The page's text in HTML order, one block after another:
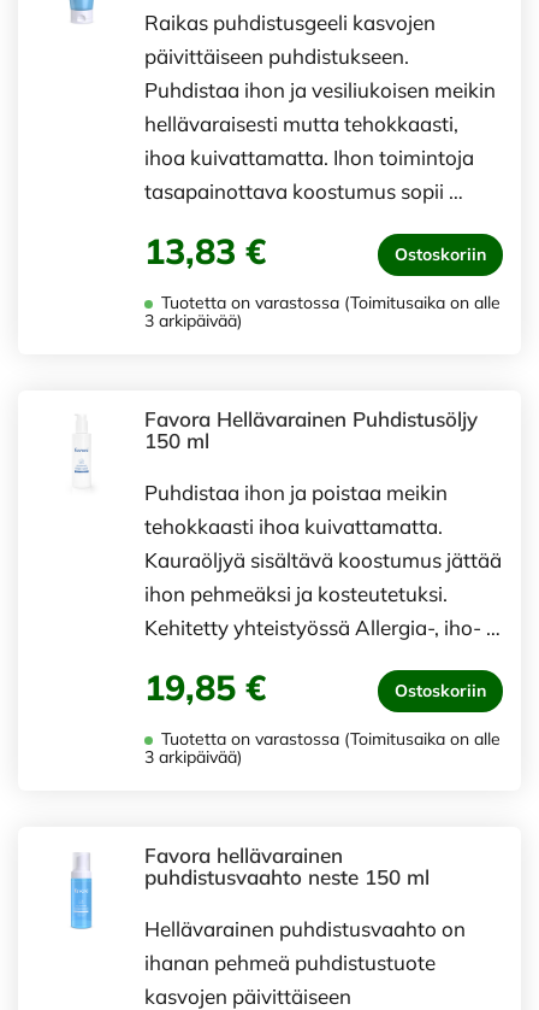
Raikas puhdistusgeeli kasvojen
päivittäiseen puhdistukseen.
Puhdistaa ihon ja vesiliukoisen meikin
hellävaraisesti mutta tehokkaasti,
ihoa kuivattamatta. Ihon toimintoja
tasapainottava koostumus sopii …
13,83 € Ostoskoriin
Tuotetta on varastossa (Toimitusaika on alle
3 arkipäivää)
Favora Hellävarainen Puhdistusöljy
150 ml
Puhdistaa ihon ja poistaa meikin
tehokkaasti ihoa kuivattamatta.
Kauraöljyä sisältävä koostumus jättää
ihon pehmeäksi ja kosteutetuksi.
Kehitetty yhteistyössä Allergia-, iho- …
19,85 € Ostoskoriin
Tuotetta on varastossa (Toimitusaika on alle
3 arkipäivää)
Favora hellävarainen
puhdistusvaahto neste 150 ml
Hellävarainen puhdistusvaahto on
ihanan pehmeä puhdistustuote
kasvojen päivittäiseen